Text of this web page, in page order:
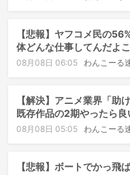
【悲報】ヤフコメ民の
体どんな仕事してんだよ
08月08日 06:05 わんこーる
【解決】アニメ業界「
既存作品の2期やったら良
08月08日 05:05 わんこーる
【悲報】ボートでかっ飛